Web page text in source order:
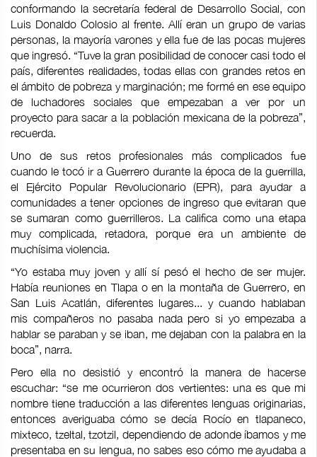
conformando la secretaría federal de Desarrollo Social, con
Luis Donaldo Colosio al frente. Allí eran un grupo de varias
personas, la mayoría varones y ella fue de las pocas mujeres
que ingresó. “Tuve la gran posibilidad de conocer casi todo el
país, diferentes realidades, todas ellas con grandes retos en
el ámbito de pobreza y marginación; me formé en ese equipo
de luchadores sociales que empezaban a ver por un
proyecto para sacar a la población mexicana de la pobreza”,
recuerda.
Uno de sus retos profesionales más complicados fue
cuando le tocó ir a Guerrero durante la época de la guerrilla,
el Ejército Popular Revolucionario (EPR), para ayudar a
comunidades a tener opciones de ingreso que evitaran que
se sumaran como guerrilleros. La califica como una etapa
muy complicada, retadora, porque era un ambiente de
muchísima violencia.
“Yo estaba muy joven y allí sí pesó el hecho de ser mujer.
Había reuniones en Tlapa o en la montaña de Guerrero, en
San Luis Acatlán, diferentes lugares... y cuando hablaban
mis compañeros no pasaba nada pero si yo empezaba a
hablar se paraban y se iban, me dejaban con la palabra en la
boca”, narra.
Pero ella no desistió y encontró la manera de hacerse
escuchar: “se me ocurrieron dos vertientes: una es que mi
nombre tiene traducción a las diferentes lenguas originarias,
entonces averiguaba cómo se decía Rocío en tlapaneco,
mixteco, tzeltal, tzotzil, dependiendo de adonde íbamos y me
presentaba en su lengua, no sabes eso cómo me ayudaba a